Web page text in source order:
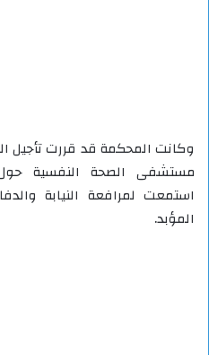
وكانت المحكمة قد قررت تأجيل
مستشفى الصحة النفسية حول
استمعت لمرافعة النيابة
المؤبد.